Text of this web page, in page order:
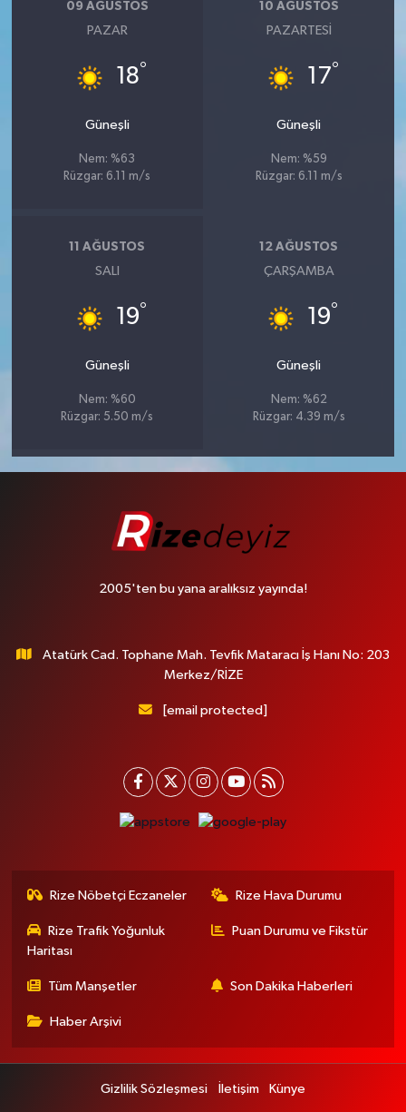
09 AĞUSTOS
PAZAR
18°
Güneşli
Nem: %63
Rüzgar: 6.11 m/s
10 AĞUSTOS
PAZARTESI
17°
Güneşli
Nem: %59
Rüzgar: 6.11 m/s
11 AĞUSTOS
SALI
19°
Güneşli
Nem: %60
Rüzgar: 5.50 m/s
12 AĞUSTOS
ÇARŞAMBA
19°
Güneşli
Nem: %62
Rüzgar: 4.39 m/s
2005'ten bu yana aralıksız yayında!
Atatürk Cad. Tophane Mah. Tevfik Mataracı İş Hanı No: 203
Merkez/RİZE
[email protected]
Rize Nöbetçi Eczaneler Rize Hava Durumu
Rize Trafik Yoğunluk
Haritası
Puan Durumu ve Fikstür
Tüm Manşetler Son Dakika Haberleri
Haber Arşivi
Gizlilik Sözleşmesi İletişim Künye